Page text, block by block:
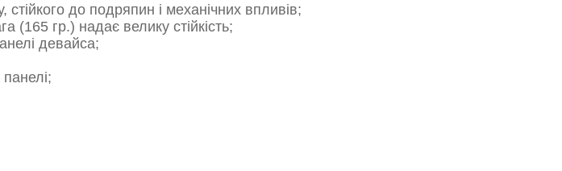
до подряпин і механічних впливів;
(165 гр.) надає велику стійкість;
девайса;